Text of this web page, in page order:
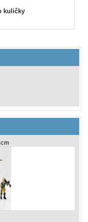
kuličky